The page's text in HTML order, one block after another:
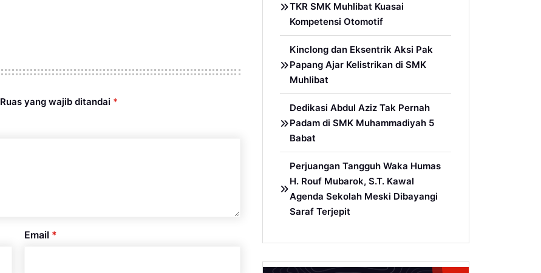
Ruas yang wajib ditandai *
Email *
TKR SMK Muhlibat Kuasai
Kompetensi Otomotif
Kinclong dan Eksentrik Aksi Pak
Papang Ajar Kelistrikan di SMK
Muhlibat
Dedikasi Abdul Aziz Tak Pernah
Padam di SMK Muhammadiyah 5
Babat
Perjuangan Tangguh Waka Humas
H. Rouf Mubarok, S.T. Kawal
Agenda Sekolah Meski Dibayangi
Saraf Terjepit